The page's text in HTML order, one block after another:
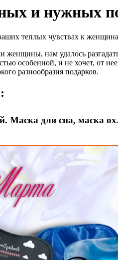
и нужных
теплых чувствах к
нам удалось
особенной, и не хочет, от
разнообразия подарков.
Маска для сна, маска